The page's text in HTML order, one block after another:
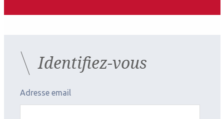
Identifiez-vous
Adresse email